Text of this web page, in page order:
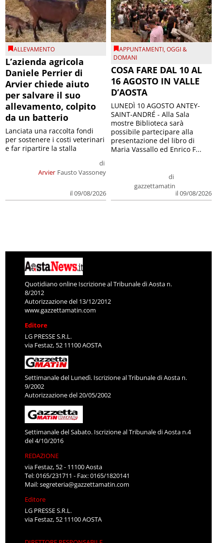
ALLEVAMENTO
L’azienda agricola
Daniele Perrier di
Arvier chiede aiuto
per salvare il suo
allevamento, colpito
da un batterio
Arvier
di
Fausto Vassoney
il 09/08/2026
Lanciata una raccolta fondi
per sostenere i costi veterinari
e far ripartire la stalla
APPUNTAMENTI,OGGI &
DOMANI
COSA FARE DAL 10 AL
16 AGOSTO IN VALLE
D’AOSTA
di
gazzettamatin
il 09/08/2026
LUNEDÌ 10 AGOSTO ANTEY-
SAINT-ANDRÉ - Alla Sala
mostre Biblioteca sarà
possibile partecipare alla
presentazione del libro di
Maria Vassallo ed Enrico F...
Quotidiano online Iscrizione al Tribunale di Aosta n.
8/2012
Autorizzazione del 13/12/2012
www.gazzettamatin.com
Editore
LG PRESSE S.R.L.
via Festaz, 52 11100 AOSTA
Settimanale del Lunedì. Iscrizione al Tribunale di Aosta n.
9/2002
Autorizzazione del 20/05/2002
Settimanale del Sabato. Iscrizione al Tribunale di Aosta n.4
del 4/10/2016
REDAZIONE
via Festaz, 52 - 11100 Aosta
Tel: 0165/231711 - Fax: 0165/1820141
Mail:segreteria@gazzettamatin.com
Editore
LG PRESSE S.R.L.
via Festaz, 52 11100 AOSTA